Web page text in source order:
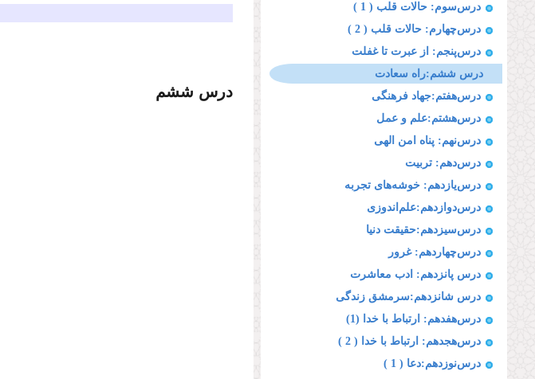
درس‌سوم: حالات قلب ( 1 )
درس‌چهارم: حالات قلب ( 2 )
درس‌پنجم: از عبرت تا غفلت
درس ششم:راه سعادت
درس‌هفتم:جهاد فرهنگى
درس‌هشتم:علم و عمل
درس‌نهم: پناه امن الهى
درس‌دهم: تربیت
درس‌یازدهم: خوشه‌هاى تجربه
درس‌دوازدهم:علم‌اندوزى
درس‌سیزدهم:حقیقت دنیا
درس‌چهاردهم: غرور
درس پانزدهم: ادب معاشرت
درس شانزدهم:سرمشق زندگى
درس‌هفدهم: ارتباط با خدا (1)
درس‌هجدهم: ارتباط با خدا ( 2 )
درس‌نوزدهم:دعا ( 1 )
درس ششم